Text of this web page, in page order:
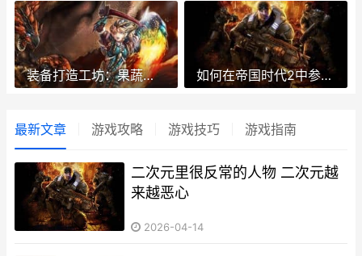
装备打造工坊：果蔬连连看游戏中个性装备打造诀窍同享 装备打造游戏 如何在帝国时代2中参和社交活动主题 帝国时代怎么发展合理
最新文章 游戏攻略 游戏技巧 游戏指南
二次元里很反常的人物 二次元越
来越恶心
2026-04-14